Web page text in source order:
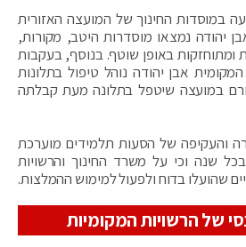
במוסדות החינוך של המועצה האזורית
יהודה נמצאו מוסדרות היטב, מקורות,
ומתוחזקות באופן שוטף. בנוסף, בעקבות
אבן יהודה נוהל טיפול בתלונות
במועצה שיטפל בתלונה מעת קבלתה
והעקיפה של הסעות תלמידים מוערכת
בכל שנה וכי על משרד החינוך והרשויות
שהועלו בדוח ולפעול למימוש ההמלצות.
של הרשויות המקומיות